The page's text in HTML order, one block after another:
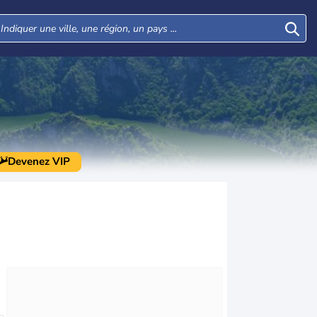
Devenez VIP